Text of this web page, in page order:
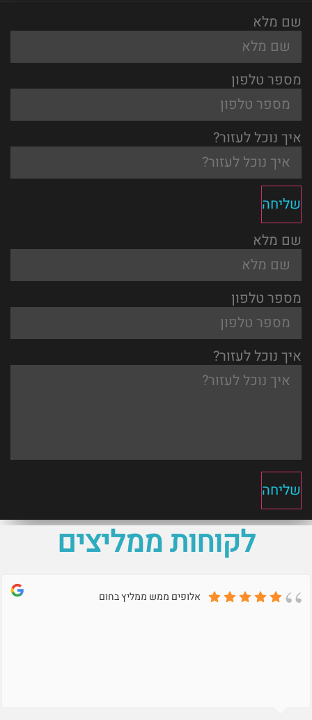
שם מלא
מספר טלפון
איך נוכל לעזור?
שליחה
שם מלא
מספר טלפון
איך נוכל לעזור?
שליחה
לקוחות ממליצים
אלופים ממש ממליץ בחום